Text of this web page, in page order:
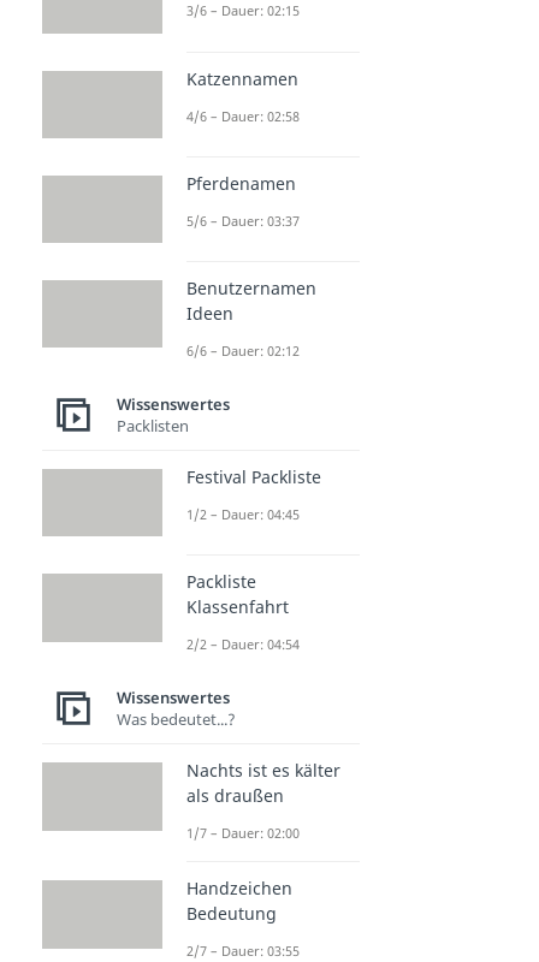
3/6 – Dauer: 02:15
Katzennamen
4/6 – Dauer: 02:58
Pferdenamen
5/6 – Dauer: 03:37
Benutzernamen
Ideen
6/6 – Dauer: 02:12
Wissenswertes
Packlisten
Festival Packliste
1/2 – Dauer: 04:45
Packliste
Klassenfahrt
2/2 – Dauer: 04:54
Wissenswertes
Was bedeutet...?
Nachts ist es kälter
als draußen
1/7 – Dauer: 02:00
Handzeichen
Bedeutung
2/7 – Dauer: 03:55